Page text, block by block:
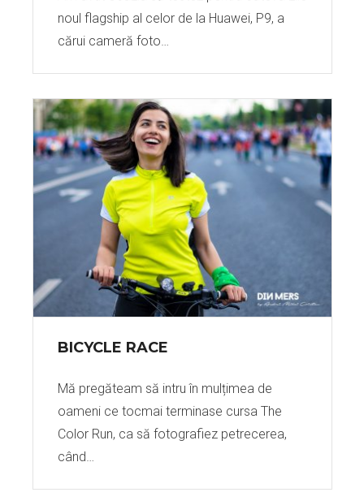
noul flagship al celor de la Huawei, P9, a
cărui cameră foto…
BICYCLE RACE
Mă pregăteam să intru în mulțimea de
oameni ce tocmai terminase cursa The
Color Run, ca să fotografiez petrecerea,
când…